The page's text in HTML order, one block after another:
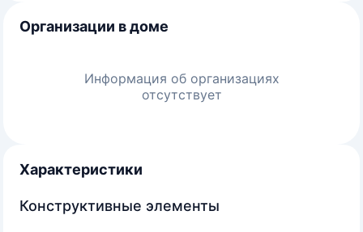
Организации в доме
Информация об организациях
отсутствует
Характеристики
Конструктивные элементы